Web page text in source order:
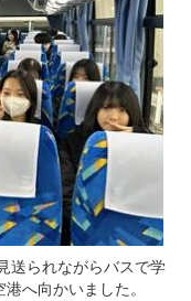
送られながらバスで学
へ向かいました。